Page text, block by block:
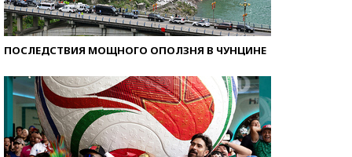
ПОСЛЕДСТВИЯ МОЩНОГО ОПОЛЗНЯ В ЧУНЦИНЕ